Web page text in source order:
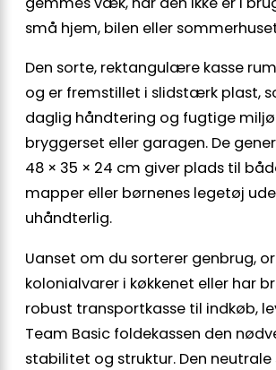
små hjem, bilen eller
Den sorte, rektangulære kasse
og er fremstillet i slidstærk plast,
daglig håndtering og fugtige
bryggerset eller garagen. De
48 × 35 × 24 cm giver plads til
mapper eller børnenes legetøj
uhåndterlig.
Uanset om du sorterer genbrug,
kolonialvarer i køkkenet eller har
robust transportkasse til indkøb,
Team Basic foldekassen den
stabilitet og struktur. Den